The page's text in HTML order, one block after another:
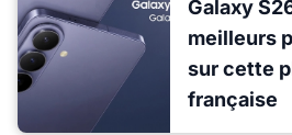
Galaxy
meilleurs
sur cette
française